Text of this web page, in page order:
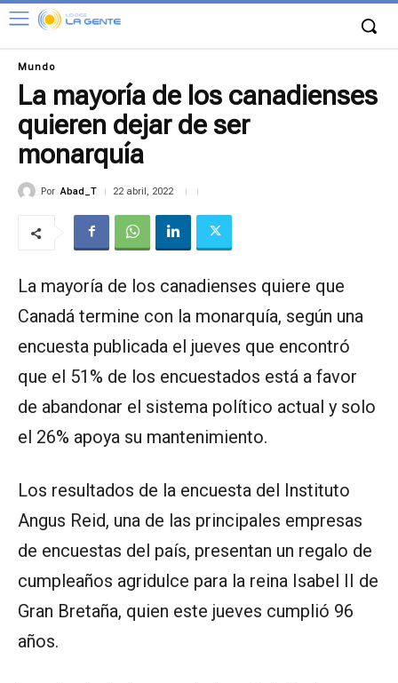
Mundo
La mayoría de los canadienses
quieren dejar de ser
monarquía
Por Abad_T 22 abril, 2022
La mayoría de los canadienses quiere que
Canadá termine con la monarquía, según una
encuesta publicada el jueves que encontró
que el 51% de los encuestados está a favor
de abandonar el sistema político actual y solo
el 26% apoya su mantenimiento.
Los resultados de la encuesta del Instituto
Angus Reid, una de las principales empresas
de encuestas del país, presentan un regalo de
cumpleaños agridulce para la reina Isabel II de
Gran Bretaña, quien este jueves cumplió 96
años.